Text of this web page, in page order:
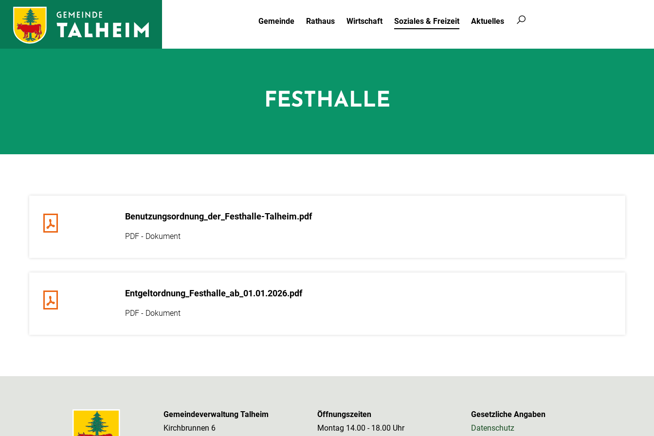
Zum Hauptinhalt springen Gemeinde Rathaus Wirtschaft Soziales & Freizeit Aktuelles
FESTHALLE
Benutzungsordnung_der_Festhalle-Talheim.pdf
Entgeltordnung_Festhalle_ab_01.01.2026.pdf
Gemeindeverwaltung Talheim
Kirchbrunnen 6
Öffnungszeiten
Montag 14.00 - 18.00 Uhr
Gesetzliche Angaben
Datenschutz